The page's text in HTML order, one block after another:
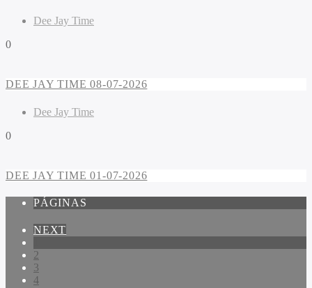
Dee Jay Time
0
DEE JAY TIME 08-07-2026
Dee Jay Time
0
DEE JAY TIME 01-07-2026
PÁGINAS
NEXT
2
3
4